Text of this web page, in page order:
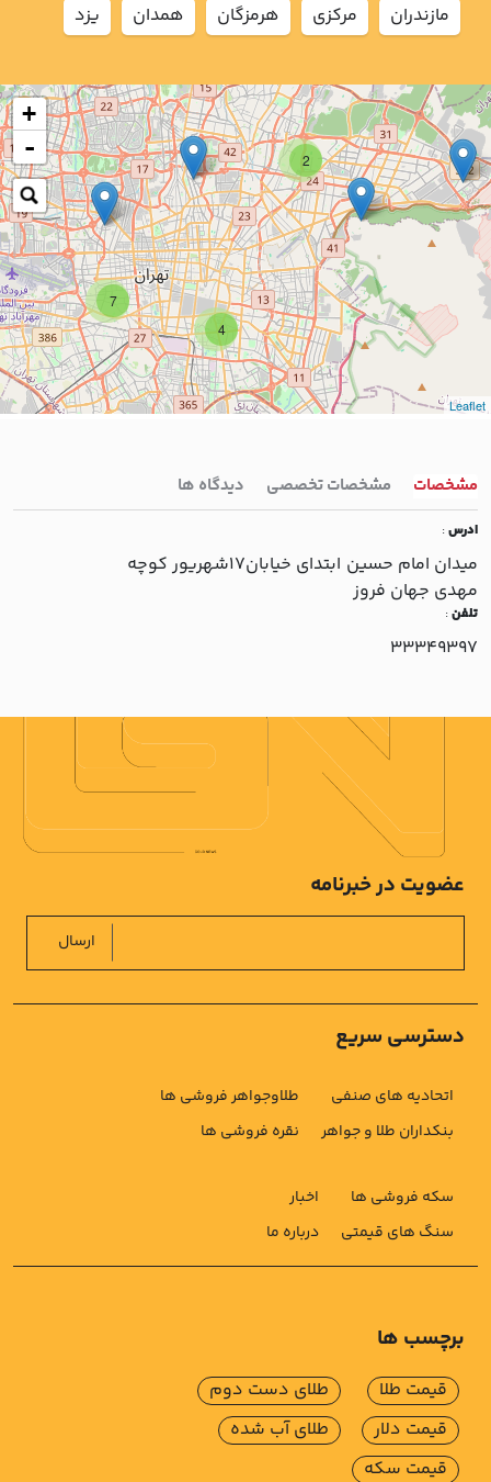
7
2
4
+
-
Leaflet
مازندران
مركزي هرمزگان همدان يزد
مشخصات مشخصات تخصصی دیدگاه ها
ادرس:
ميدان امام حسين ابتداي خيابان17شهريور کوچه
مهدي جهان فروز
تلفن:
33349397
دسترسی سریع
اتحادیه های صنفی
بنکداران طلا و جواهر
طلاوجواهر فروشی ها
نقره فروشی ها
سکه فروشی ها
سنگ های قیمتی
اخبار
درباره ما
عضویت در خبرنامه
ارسال
برچسب ها
قیمت طلا
قیمت دلار
قیمت سکه
طلای دست دوم
طلای آب شده